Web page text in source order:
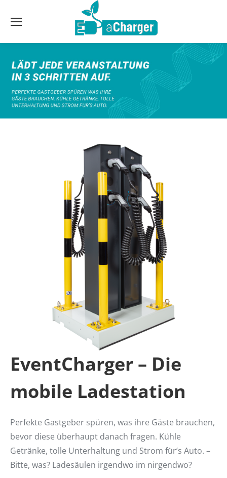
EventCharger – Die
mobile Ladestation
Perfekte Gastgeber spüren, was ihre Gäste brauchen,
bevor diese überhaupt danach fragen. Kühle
Getränke, tolle Unterhaltung und Strom für’s Auto. –
Bitte, was? Ladesäulen irgendwo im nirgendwo?